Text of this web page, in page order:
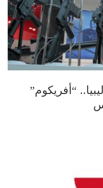
“أفريكوم”